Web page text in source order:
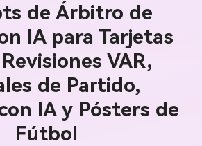
de Árbitro de
IA para Tarjetas
VAR,
de Partido,
IA y Pósters de
Fútbol